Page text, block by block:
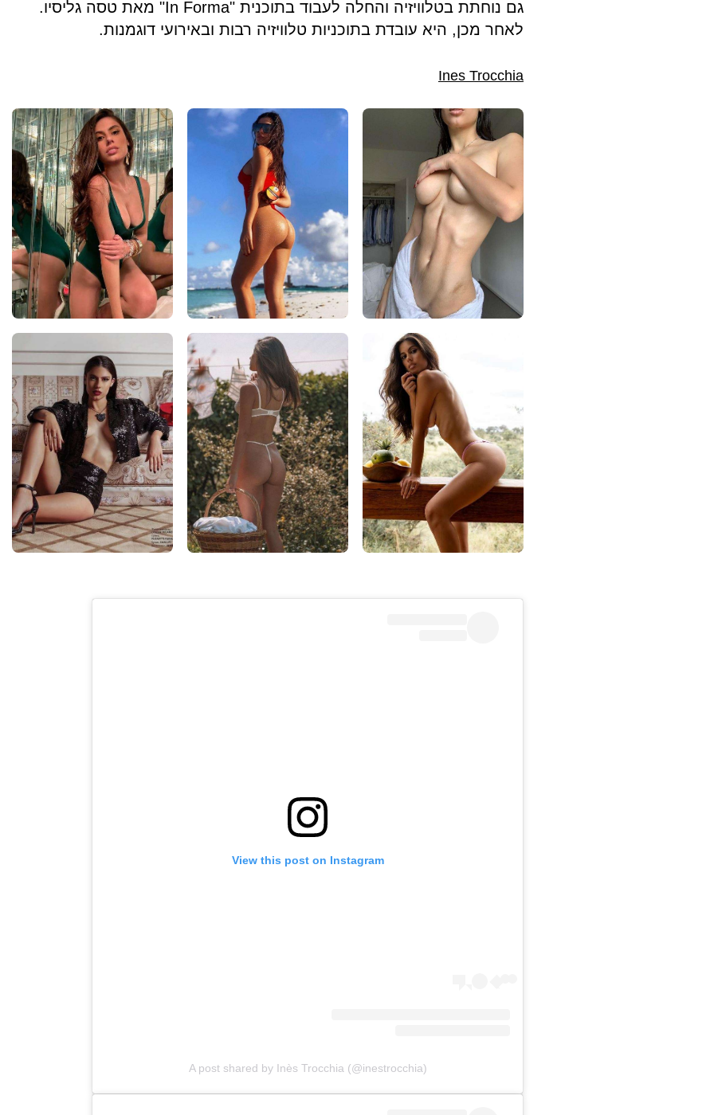
גם נוחתת בטלוויזיה והחלה לעבוד בתוכנית "In Forma" מאת טסה גליסיו.
לאחר מכן, היא עובדת בתוכניות טלוויזיה רבות ובאירועי דוגמנות.
Ines Trocchia
View this post on Instagram
A post shared by Inès Trocchia (@inestrocchia)